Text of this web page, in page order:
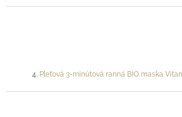
Pleťová 3-minútová ranná BIO maska